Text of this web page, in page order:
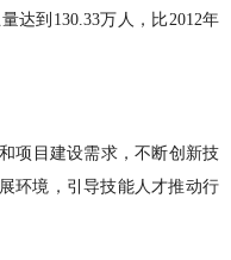
到130.33万人，比2012年
目建设需求，不断创新技
环境，引导技能人才推动行